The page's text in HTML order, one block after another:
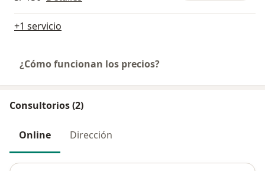
+1 servicio
¿Cómo funcionan los precios?
Consultorios (2)
Online Dirección